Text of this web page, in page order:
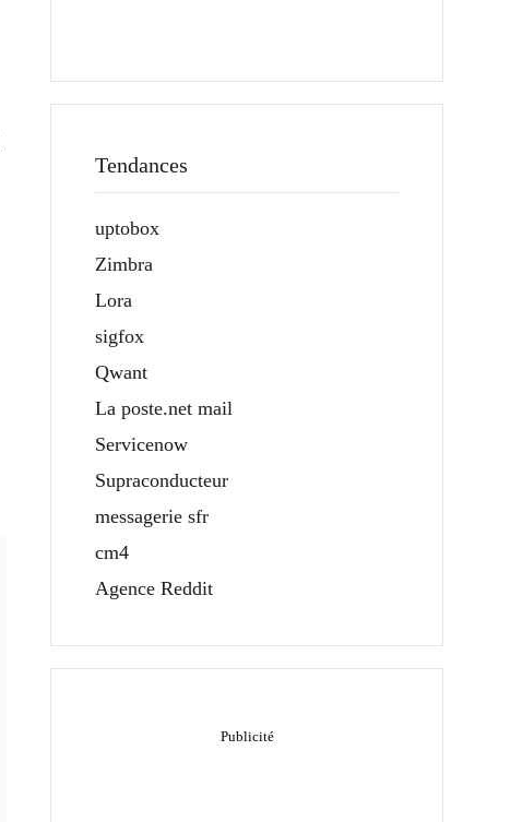
Tendances
uptobox
Zimbra
Lora
sigfox
Qwant
La poste.net mail
Servicenow
Supraconducteur
messagerie sfr
cm4
Agence Reddit